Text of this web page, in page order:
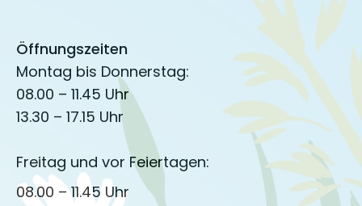
Öffnungszeiten
Montag bis Donnerstag:
08.00 – 11.45 Uhr
13.30 – 17.15 Uhr
Freitag und vor Feiertagen:
08.00 – 11.45 Uhr